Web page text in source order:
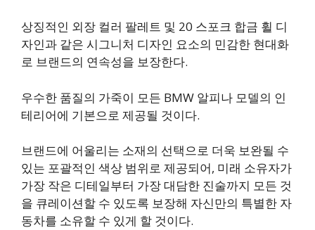
상징적인 외장 컬러 팔레트 및 20 스포크 합금 휠 디
자인과 같은 시그니처 디자인 요소의 민감한 현대화
로 브랜드의 연속성을 보장한다.
우수한 품질의 가죽이 모든 BMW 알피나 모델의 인
테리어에 기본으로 제공될 것이다.
브랜드에 어울리는 소재의 선택으로 더욱 보완될 수
있는 포괄적인 색상 범위로 제공되어, 미래 소유자가
가장 작은 디테일부터 가장 대담한 진술까지 모든 것
을 큐레이션할 수 있도록 보장해 자신만의 특별한 자
동차를 소유할 수 있게 할 것이다.